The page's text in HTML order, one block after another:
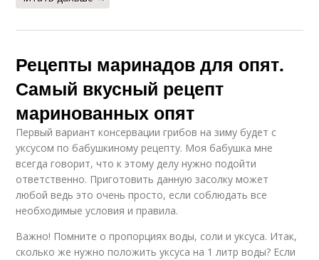
Рецепты маринадов для опят.
Самый вкусный рецепт
маринованных опят
Первый вариант консервации грибов на зиму будет с
уксусом по бабушкиному рецепту. Моя бабушка мне
всегда говорит, что к этому делу нужно подойти
ответственно. Приготовить данную засолку может
любой ведь это очень просто, если соблюдать все
необходимые условия и правила.
Важно! Помните о пропорциях воды, соли и уксуса. Итак,
сколько же нужно положить уксуса на 1 литр воды? Если